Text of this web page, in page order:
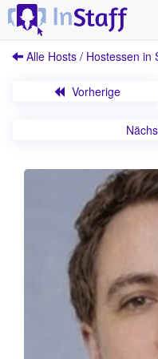
Alle Hosts / Hostessen in
Vorherige